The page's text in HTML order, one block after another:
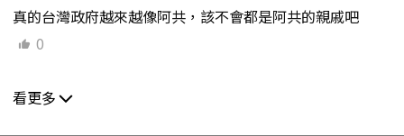
真的台灣政府越來越像阿共，該不會都是阿共的親戚吧
0
看更多